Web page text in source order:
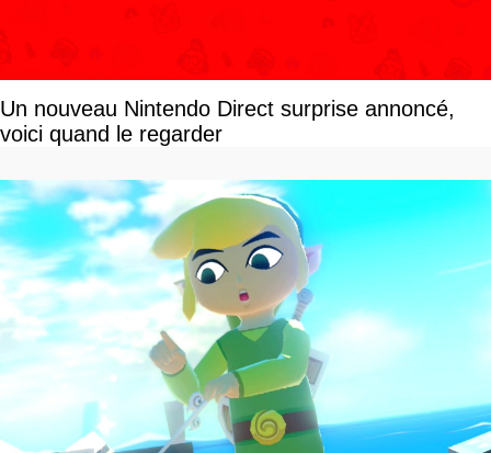
Un nouveau Nintendo Direct surprise annoncé,
voici quand le regarder